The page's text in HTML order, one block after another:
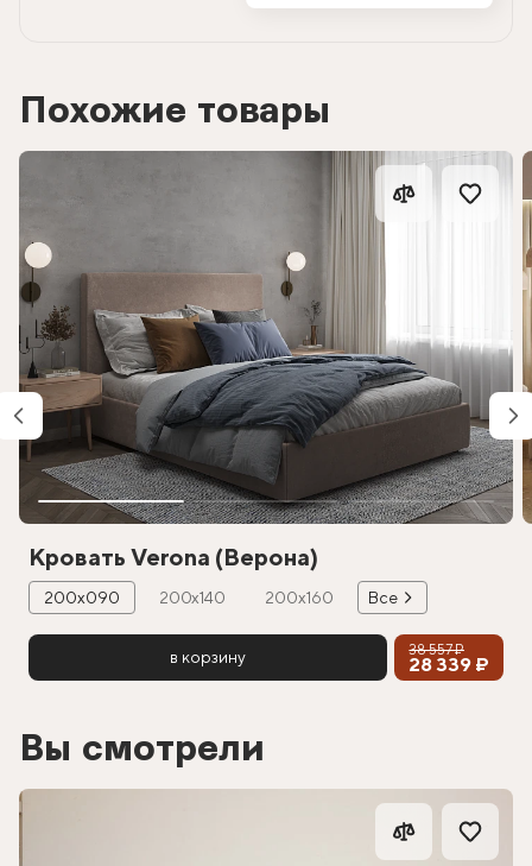
Похожие товары
Кровать Verona (Верона)
200х090 200х140 200х160 Все
в корзину 38 557 ₽
28 339 ₽
Вы смотрели